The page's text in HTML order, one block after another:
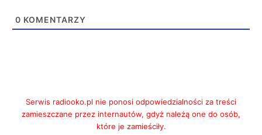
0 KOMENTARZY
Serwis radiooko.pl nie ponosi odpowiedzialności za treści
zamieszczane przez internautów, gdyż należą one do osób,
które je zamieściły.